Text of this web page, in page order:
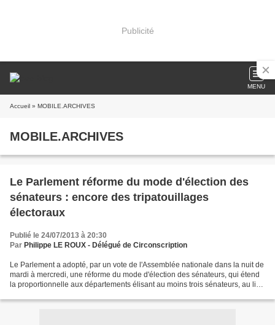
Publicité
MENU
Accueil » MOBILE.ARCHIVES
MOBILE.ARCHIVES
Le Parlement réforme du mode d'élection des
sénateurs : encore des tripatouillages
électoraux
Publié le 24/07/2013 à 20:30
Par Philippe LE ROUX - Délégué de Circonscription
Le Parlement a adopté, par un vote de l'Assemblée nationale dans la nuit de
mardi à mercredi, une réforme du mode d'élection des sénateurs, qui étend
la proportionnelle aux départements élisant au moins trois sénateurs, au lieu